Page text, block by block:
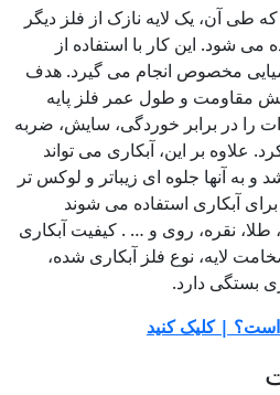
لایه نازک از فلز دیگر
کار با استفاده از
انجام می گیرد. هدف
و طول عمر فلز پایه
خوردگی، سایش، ضربه
این، آبکاری می تواند
جلوه ای زیباتر و لوکس تر
استفاده می شوند
روی و … . کیفیت آبکاری
نوع فلز آبکاری شده،
کنید